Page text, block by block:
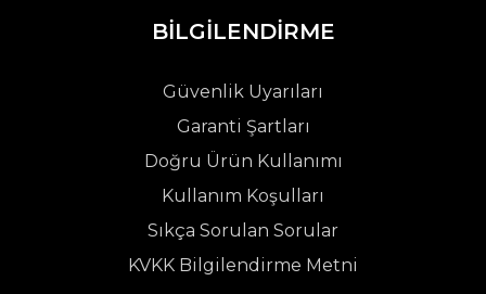
BİLGİLENDİRME
Güvenlik Uyarıları
Garanti Şartları
Doğru Ürün Kullanımı
Kullanım Koşulları
Sıkça Sorulan Sorular
KVKK Bilgilendirme Metni